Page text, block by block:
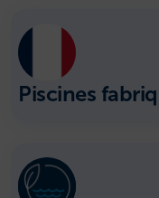
Piscines